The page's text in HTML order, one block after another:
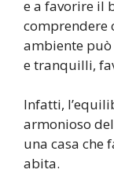
e a favorire il
comprendere
ambiente
e tranquilli,
Infatti,
armonioso
una casa che
abita.